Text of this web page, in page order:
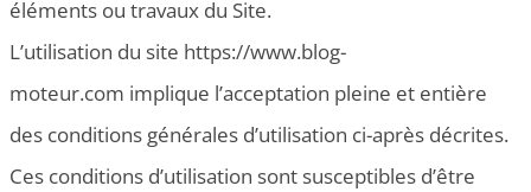
éléments ou travaux du Site.
L’utilisation du site https://www.blog-
moteur.com implique l’acceptation pleine et entière
des conditions générales d’utilisation ci-après décrites.
Ces conditions d’utilisation sont susceptibles d’être